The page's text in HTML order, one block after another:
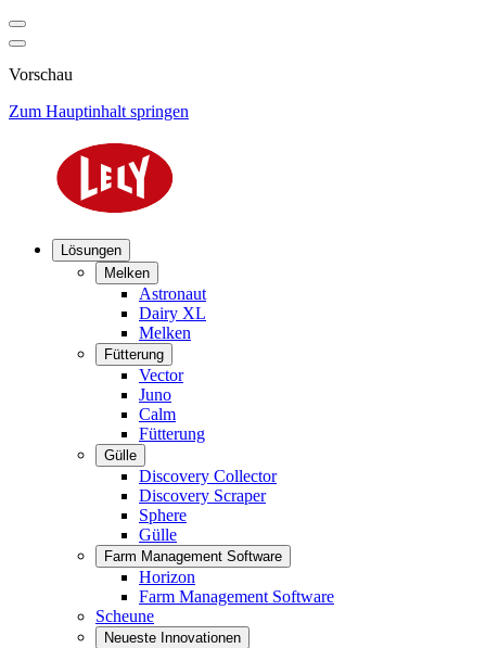
Vorschau
Zum Hauptinhalt springen
Lösungen
Melken
Astronaut
Dairy XL
Melken
Fütterung
Vector
Juno
Calm
Fütterung
Gülle
Discovery Collector
Discovery Scraper
Sphere
Gülle
Farm Management Software
Horizon
Farm Management Software
Scheune
Neueste Innovationen